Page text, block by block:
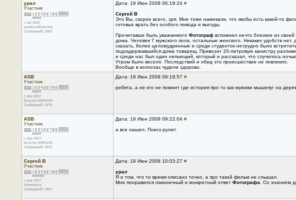
урал
Участник
с окт 2007
уральский регион
Сообщений: 1863
Дата: 19 Июн 2008 06:19:24 #
Сергей В
Это Вы, скорее всего, зря. Мне тоже намекали, что якобы есть какой-то
готовых врать без особого повода и выгоды.
Прочитавши быль уважаемого Фотографвспомнил нечто близкое из
дома. Человек 7 мужского пола, остальные женского. Никаких удобств
сказать, более целомудренные и среди студенток нетрудно было
подзадержавшийся дома товарищ. Привозит 20-литровую канистру
и среди нас был один непьющий, который и рассказал, что случилось
Утром было весело. Последствий и обид это происшествие не повлекло.
Вообще в колхозах чудили здорово.
ASB
Участник
с апр 2007
Бузулук 50RS409
Сообщений: 1875
Дата: 19 Июн 2008 09:19:57 #
ребята, а не кто не помнит где история про то как мужики мышепуг на
ASB
Участник
с апр 2007
Бузулук 50RS409
Сообщений: 1875
Дата: 19 Июн 2008 09:22:04 #
а все нашел. Поиск рулит.
Сергей В
Участник
с янв 2007
Челябинск
Сообщений: 2847
Дата: 19 Июн 2008 10:03:27 #
урал
Я о том, что то время описано точно, а про такой фильм не слышал.
Мне понравился лаконичный и конкретный ответ Фотографа . Со знанием